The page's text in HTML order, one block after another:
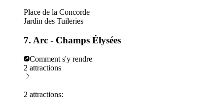
Place de la Concorde
Jardin des Tuileries
7. Arc - Champs Élysées
Comment s'y rendre
2 attractions
2 attractions: